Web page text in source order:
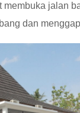
membuka jalan
dan